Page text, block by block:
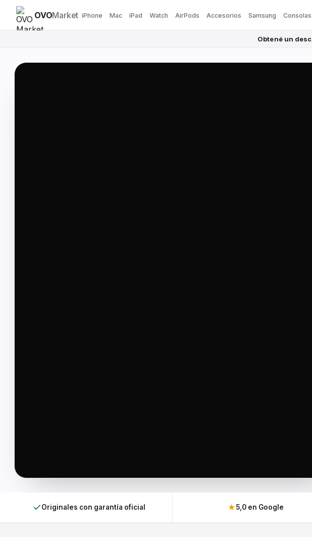
OVOMarket iPhone Mac iPad Watch AirPods Accesorios Samsung Consolas
Obtené un
Originales con garantía oficial ★5,0 en Google